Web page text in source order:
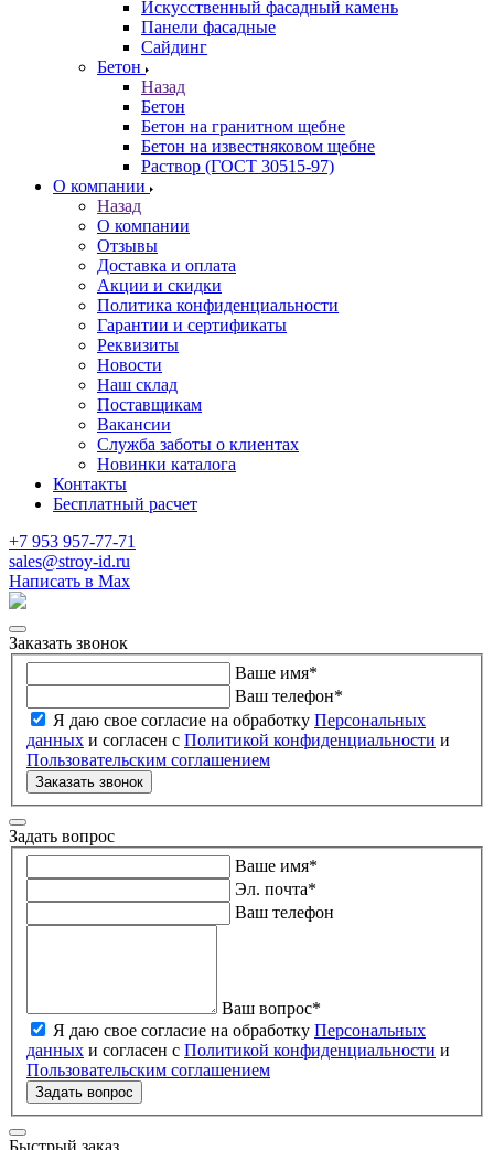
Искусственный фасадный камень
Панели фасадные
Сайдинг
Бетон
Назад
Бетон
Бетон на гранитном щебне
Бетон на известняковом щебне
Раствор (ГОСТ 30515-97)
О компании
Назад
О компании
Отзывы
Доставка и оплата
Акции и скидки
Политика конфиденциальности
Гарантии и сертификаты
Реквизиты
Новости
Наш склад
Поставщикам
Вакансии
Служба заботы о клиентах
Новинки каталога
Контакты
Бесплатный расчет
+7 953 957-77-71
sales@stroy-id.ru
Написать в Max
Заказать звонок
Ваше имя*
Ваш телефон*
Я даю свое согласие на обработку Персональных
данных и согласен с Политикой конфиденциальности и
Пользовательским соглашением
Заказать звонок
Задать вопрос
Ваше имя*
Эл. почта*
Ваш телефон
Ваш вопрос*
Я даю свое согласие на обработку Персональных
данных и согласен с Политикой конфиденциальности и
Пользовательским соглашением
Задать вопрос
Быстрый заказ